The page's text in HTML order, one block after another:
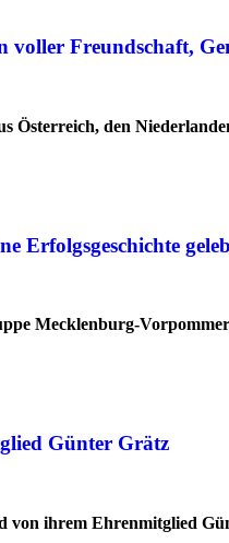
Freundschaft,
Österreich, den
Erfolgsgeschichte
Mecklenburg-
Günter Grätz
von ihrem Ehrenmitglied